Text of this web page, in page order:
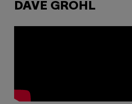
DAVE GROHL